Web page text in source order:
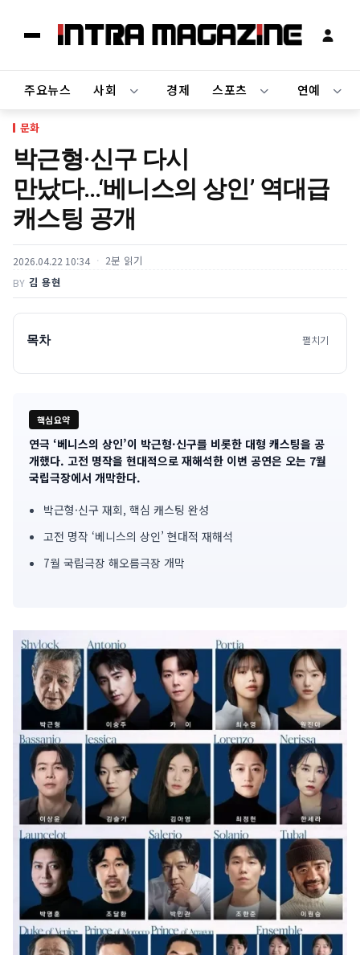
주요뉴스 사회 경제 스포츠 연예
문화
박근형·신구 다시
만났다…‘베니스의 상인’ 역대급
캐스팅 공개
2026.04.22 10:34 2분 읽기
BY 김 용현
목차 펼치기
핵심요약
기
사
핵
심
연극 ‘베니스의 상인’이 박근형·신구를 비롯한 대형 캐스팅을 공
개했다. 고전 명작을 현대적으로 재해석한 이번 공연은 오는 7월
국립극장에서 개막한다.
박근형·신구 재회, 핵심 캐스팅 완성
고전 명작 ‘베니스의 상인’ 현대적 재해석
7월 국립극장 해오름극장 개막